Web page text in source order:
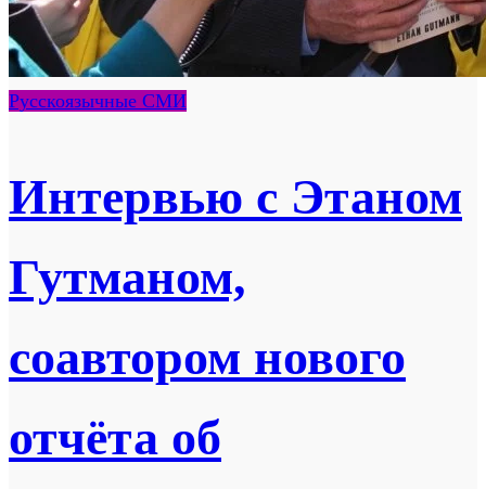
Русскоязычные СМИ
Интервью с Этаном
Гутманом,
соавтором нового
отчёта об